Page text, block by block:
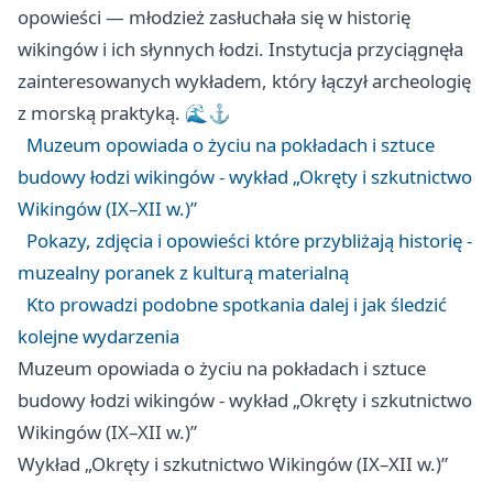
opowieści — młodzież zasłuchała się w historię
wikingów i ich słynnych łodzi. Instytucja przyciągnęła
zainteresowanych wykładem, który łączył archeologię
z morską praktyką. 🌊⚓️
Muzeum opowiada o życiu na pokładach i sztuce
budowy łodzi wikingów - wykład „Okręty i szkutnictwo
Wikingów (IX–XII w.)”
Pokazy, zdjęcia i opowieści które przybliżają historię -
muzealny poranek z kulturą materialną
Kto prowadzi podobne spotkania dalej i jak śledzić
kolejne wydarzenia
Muzeum opowiada o życiu na pokładach i sztuce
budowy łodzi wikingów - wykład „Okręty i szkutnictwo
Wikingów (IX–XII w.)”
Wykład „Okręty i szkutnictwo Wikingów (IX–XII w.)”